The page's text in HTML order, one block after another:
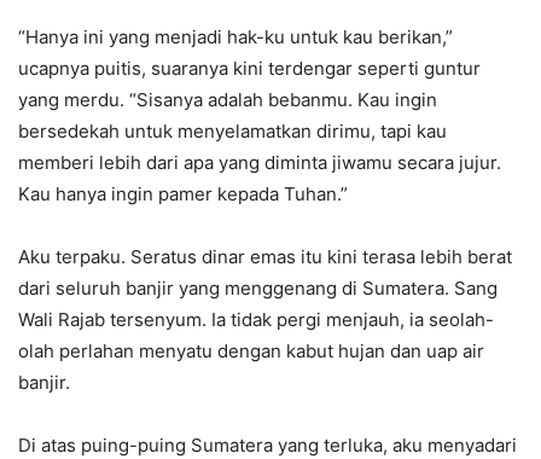
“Hanya ini yang menjadi hak-ku untuk kau berikan,”
ucapnya puitis, suaranya kini terdengar seperti guntur
yang merdu. “Sisanya adalah bebanmu. Kau ingin
bersedekah untuk menyelamatkan dirimu, tapi kau
memberi lebih dari apa yang diminta jiwamu secara jujur.
Kau hanya ingin pamer kepada Tuhan.”
Aku terpaku. Seratus dinar emas itu kini terasa lebih berat
dari seluruh banjir yang menggenang di Sumatera. Sang
Wali Rajab tersenyum. Ia tidak pergi menjauh, ia seolah-
olah perlahan menyatu dengan kabut hujan dan uap air
banjir.
Di atas puing-puing Sumatera yang terluka, aku menyadari